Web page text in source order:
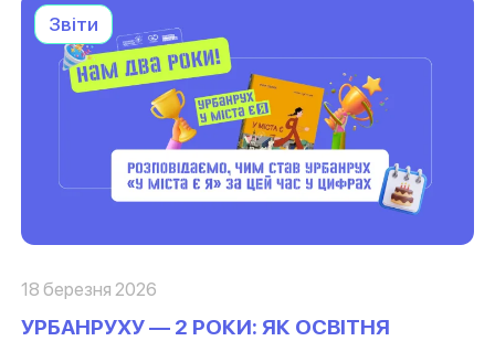
Звіти
18 березня 2026
УРБАНРУХУ — 2 РОКИ: ЯК ОСВІТНЯ